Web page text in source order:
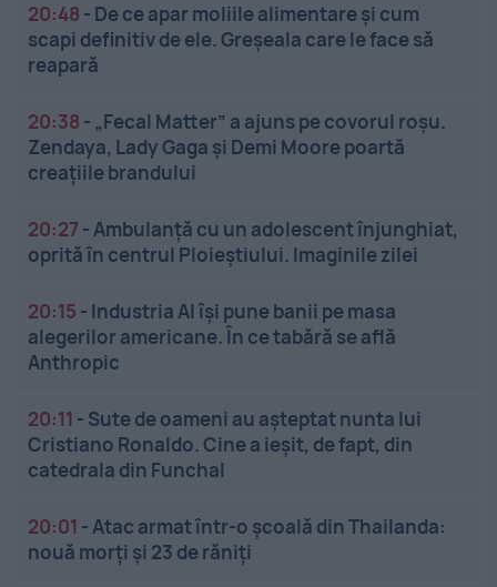
20:48 - De ce apar moliile alimentare și cum
scapi definitiv de ele. Greșeala care le face să
reapară
20:38 - „Fecal Matter” a ajuns pe covorul roșu.
Zendaya, Lady Gaga și Demi Moore poartă
creațiile brandului
20:27 -Ambulanță cu un adolescent înjunghiat,
oprită în centrul Ploieștiului. Imaginile zilei
20:15 - Industria AI își pune banii pe masa
alegerilor americane. În ce tabără se află
Anthropic
20:11 - Sute de oameni au așteptat nunta lui
Cristiano Ronaldo. Cine a ieșit, de fapt, din
catedrala din Funchal
20:01 -Atac armat într-o școală din Thailanda:
nouă morți și 23 de răniți